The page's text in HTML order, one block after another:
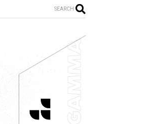
SEARCH